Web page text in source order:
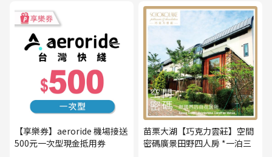
【享樂券】aeroride 機場接送
500元一次型現金抵用券
苗栗大湖【巧克力雲莊】空間
密碼廣景田野四人房 *一泊三